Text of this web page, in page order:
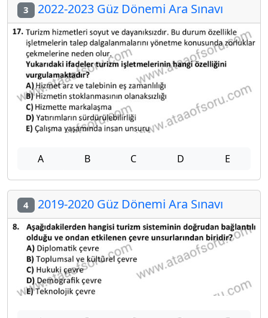
3 2022-2023 Güz Dönemi Ara Sınavı
A B C D E
4 2019-2020 Güz Dönemi Ara Sınavı